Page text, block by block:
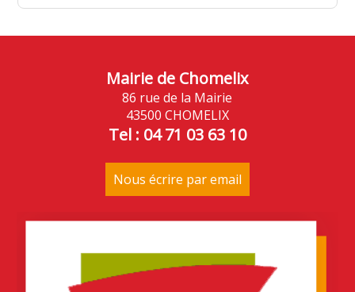
Mairie de Chomelix
86 rue de la Mairie
43500 CHOMELIX
Tel : 04 71 03 63 10
Nous écrire par email